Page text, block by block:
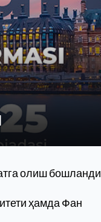
олиш бошланди
ҳамда Фан